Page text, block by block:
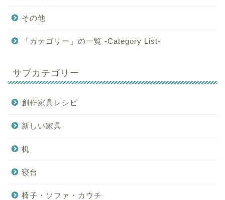
その他
「カテゴリー」の一覧 -Category List-
サブカテゴリー
創作家具レシピ
新しい家具
机
寝台
椅子・ソファ・カウチ